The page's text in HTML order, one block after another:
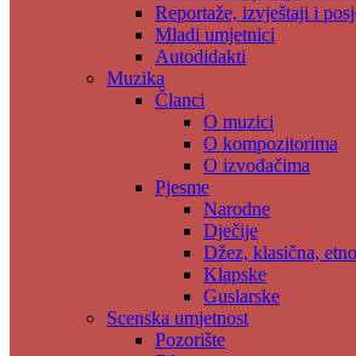
Reportaže, izvještaji i
Mladi umjetnici
Autodidakti
Muzika
Članci
O muzici
O kompozitorima
O izvođačima
Pjesme
Narodne
Dječije
Džez, klasična,
Klapske
Guslarske
Scenska umjetnost
Pozorište